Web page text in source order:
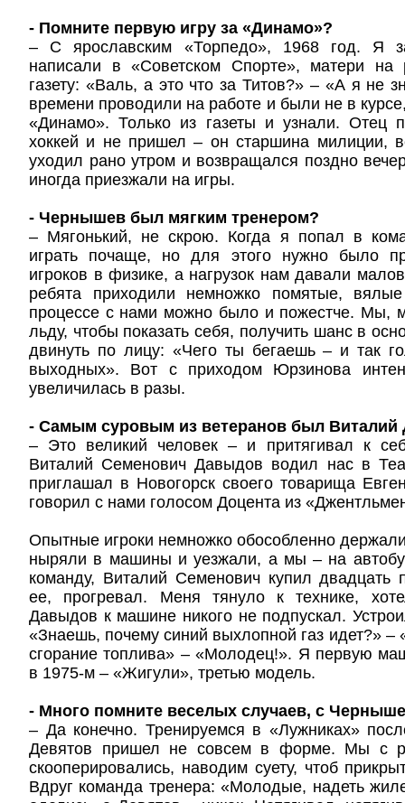
- Помните первую игру за «Динамо»?
– С ярославским «Торпедо», 1968 год. Я
написали в «Советском Спорте», матери на
газету: «Валь, а это что за Титов?» – «А я не
времени проводили на работе и были не в
«Динамо». Только из газеты и узнали. Отец
хоккей и не пришел – он старшина милиции,
уходил рано утром и возвращался поздно
иногда приезжали на игры.
- Чернышев был мягким тренером?
– Мягонький, не скрою. Когда я попал в
играть почаще, но для этого нужно было
игроков в физике, а нагрузок нам давали
ребята приходили немножко помятые,
процессе с нами можно было и пожестче. Мы,
льду, чтобы показать себя, получить шанс в
двинуть по лицу: «Чего ты бегаешь – и так
выходных». Вот с приходом Юрзинова
увеличилась в разы.
- Самым суровым из ветеранов был
– Это великий человек – и притягивал к
Виталий Семенович Давыдов водил нас в
приглашал в Новогорск своего товарища
говорил с нами голосом Доцента из
Опытные игроки немножко обособленно
ныряли в машины и уезжали, а мы – на
команду, Виталий Семенович купил
ее, прогревал. Меня тянуло к технике,
Давыдов к машине никого не подпускал.
«Знаешь, почему синий выхлопной газ идет?» –
сгорание топлива» – «Молодец!». Я первую
в 1975-м – «Жигули», третью модель.
- Много помните веселых случаев, с
– Да конечно. Тренируемся в «Лужниках»
Девятов пришел не совсем в форме. Мы с
скооперировались, наводим суету, чтоб
Вдруг команда тренера: «Молодые, надеть